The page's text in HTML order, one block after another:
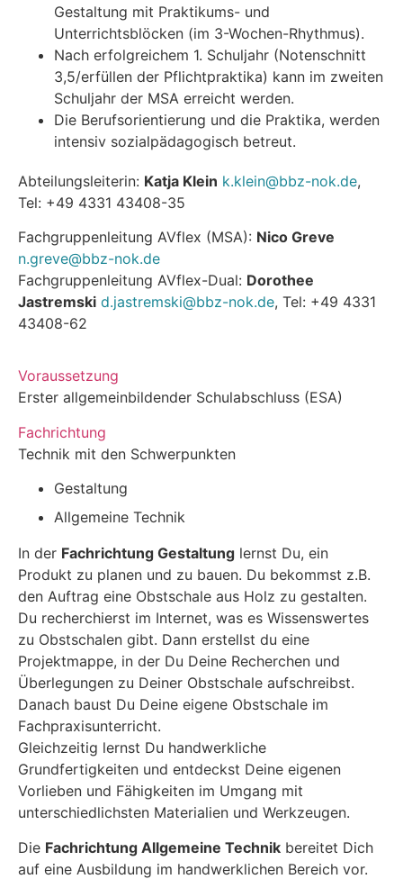
Gestaltung mit Praktikums- und
Unterrichtsblöcken (im 3-Wochen-Rhythmus).
Nach erfolgreichem 1. Schuljahr (Notenschnitt
3,5/erfüllen der Pflichtpraktika) kann im zweiten
Schuljahr der MSA erreicht werden.
Die Berufsorientierung und die Praktika, werden
intensiv sozialpädagogisch betreut.
Abteilungsleiterin: Katja Klein k.klein@bbz-nok.de,
Tel: +49 4331 43408-35
Fachgruppenleitung AVflex (MSA): Nico Greve
n.greve@bbz-nok.de
Fachgruppenleitung AVflex-Dual: Dorothee
Jastremski d.jastremski@bbz-nok.de, Tel: +49 4331
43408-62
Voraussetzung
Erster allgemeinbildender Schulabschluss (ESA)
Fachrichtung
Technik mit den Schwerpunkten
Gestaltung
Allgemeine Technik
In der Fachrichtung Gestaltung lernst Du, ein
Produkt zu planen und zu bauen. Du bekommst z.B.
den Auftrag eine Obstschale aus Holz zu gestalten.
Du recherchierst im Internet, was es Wissenswertes
zu Obstschalen gibt. Dann erstellst du eine
Projektmappe, in der Du Deine Recherchen und
Überlegungen zu Deiner Obstschale aufschreibst.
Danach baust Du Deine eigene Obstschale im
Fachpraxisunterricht.
Gleichzeitig lernst Du handwerkliche
Grundfertigkeiten und entdeckst Deine eigenen
Vorlieben und Fähigkeiten im Umgang mit
unterschiedlichsten Materialien und Werkzeugen.
Die Fachrichtung Allgemeine Technik bereitet Dich
auf eine Ausbildung im handwerklichen Bereich vor.